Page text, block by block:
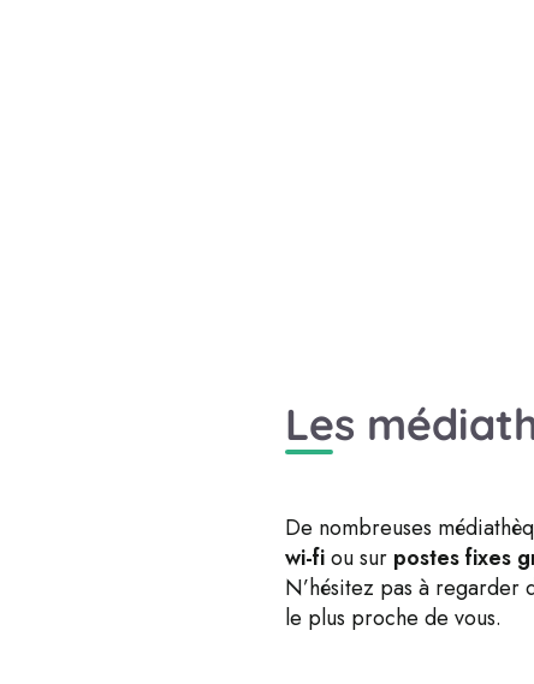
Les
De nombreuses
wi-fiou sur postes fixes
N’hésitez pas à regarder
le plus proche de vous.